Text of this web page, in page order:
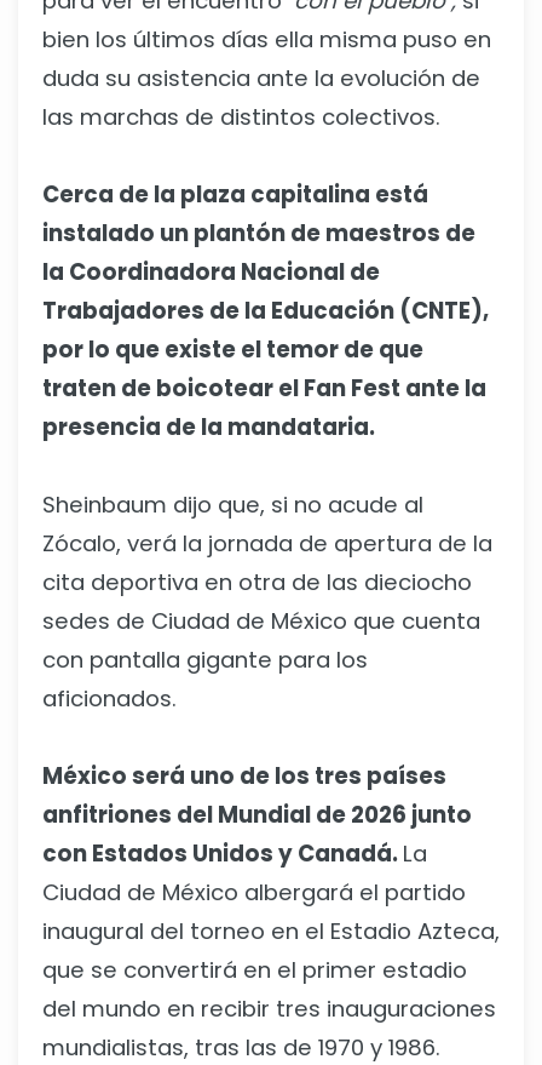
bien los últimos días ella misma puso en
duda su asistencia ante la evolución de
las marchas de distintos colectivos.
Cerca de la plaza capitalina está
instalado un plantón de maestros de
la Coordinadora Nacional de
Trabajadores de la Educación (CNTE),
por lo que existe el temor de que
traten de boicotear el Fan Fest ante la
presencia de la mandataria.
Sheinbaum dijo que, si no acude al
Zócalo, verá la jornada de apertura de la
cita deportiva en otra de las dieciocho
sedes de Ciudad de México que cuenta
con pantalla gigante para los
aficionados.
México será uno de los tres países
anfitriones del Mundial de 2026 junto
con Estados Unidos y Canadá. La
Ciudad de México albergará el partido
inaugural del torneo en el Estadio Azteca,
que se convertirá en el primer estadio
del mundo en recibir tres inauguraciones
mundialistas, tras las de 1970 y 1986.